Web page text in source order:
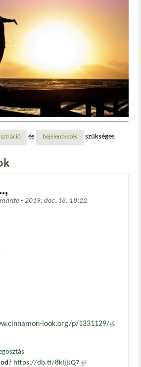
és bejelentkezés szükséges
- 2019. dec. 18. 18:22
look.org/p/1331129/(külső
https://db.tt/8kIjjJQ7 (külső